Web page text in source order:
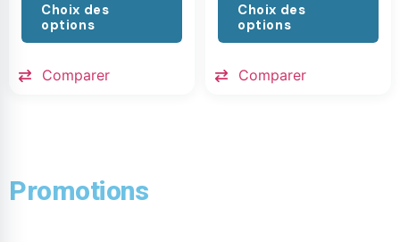
Choix des
options
Comparer
Choix des
options
Comparer
Promotions